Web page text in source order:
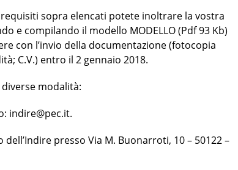
sopra elencati potete inoltrare la vostra
e compilando il modello MODELLO (Pdf 93 Kb)
con l’invio della documentazione (fotocopia
C.V.) entro il 2 gennaio 2018.
modalità:
indire@pec.it.
presso Via M. Buonarroti, 10 – 50122 –